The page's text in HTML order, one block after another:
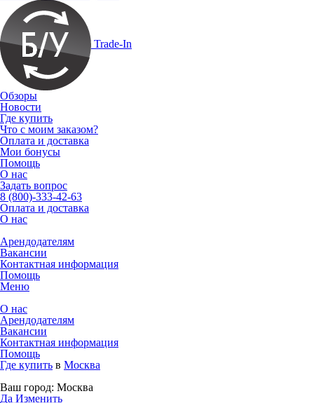
Trade-In
Обзоры
Новости
Где купить
Что с моим заказом?
Оплата и доставка
Мои бонусы
Помощь
О нас
Задать вопрос
8 (800)-333-42-63
Оплата и доставка
О нас
Арендодателям
Вакансии
Контактная информация
Помощь
Меню
О нас
Арендодателям
Вакансии
Контактная информация
Помощь
Где купить в Москва
Ваш город: Москва
Да Изменить